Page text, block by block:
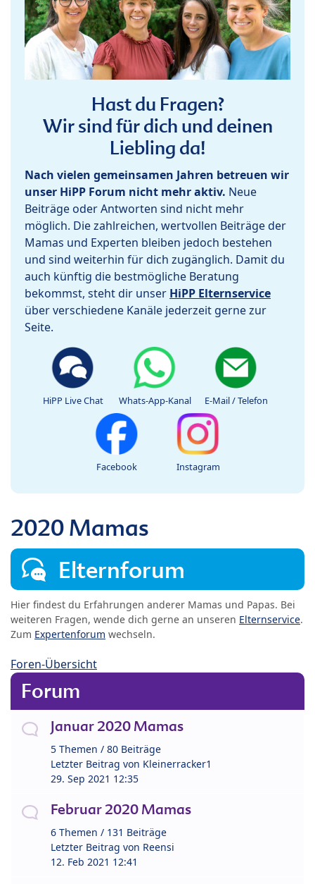
Hast du Fragen?
Wir sind für dich und deinen
Liebling da!
Nach vielen gemeinsamen Jahren betreuen wir
unser HiPP Forum nicht mehr aktiv. Neue
Beiträge oder Antworten sind nicht mehr
möglich. Die zahlreichen, wertvollen Beiträge der
Mamas und Experten bleiben jedoch bestehen
und sind weiterhin für dich zugänglich. Damit du
auch künftig die bestmögliche Beratung
bekommst, steht dir unser HiPP Elternservice
über verschiedene Kanäle jederzeit gerne zur
Seite.
HiPP Live Chat Whats-App-Kanal E-Mail / Telefon
Facebook Instagram
2020 Mamas
Elternforum
Hier findest du Erfahrungen anderer Mamas und Papas. Bei
weiteren Fragen, wende dich gerne an unseren Elternservice.
Zum Expertenforum wechseln.
Foren-Übersicht
Forum
Januar 2020 Mamas
5 Themen / 80 Beiträge
Letzter Beitrag von Kleinerracker1
29. Sep 2021 12:35
Februar 2020 Mamas
6 Themen / 131 Beiträge
Letzter Beitrag von Reensi
12. Feb 2021 12:41